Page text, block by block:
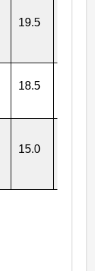
19.5
18.5
15.0